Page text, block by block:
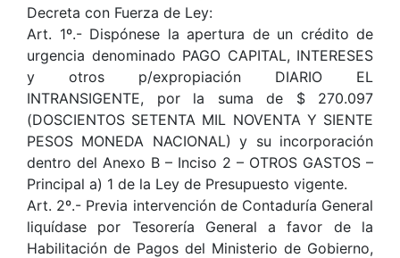
Decreta con Fuerza de Ley:
Art. 1º.- Dispónese la apertura de un crédito de
urgencia denominado PAGO CAPITAL, INTERESES
y otros p/expropiación DIARIO EL
INTRANSIGENTE, por la suma de $ 270.097
(DOSCIENTOS SETENTA MIL NOVENTA Y SIENTE
PESOS MONEDA NACIONAL) y su incorporación
dentro del Anexo B – Inciso 2 – OTROS GASTOS –
Principal a) 1 de la Ley de Presupuesto vigente.
Art. 2º.- Previa intervención de Contaduría General
liquídase por Tesorería General a favor de la
Habilitación de Pagos del Ministerio de Gobierno,